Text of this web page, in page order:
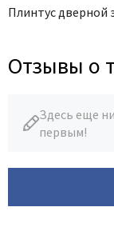
Плинтус дверной
Отзывы о
Здесь еще
первым!